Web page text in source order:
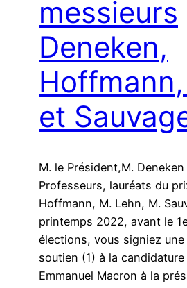
messieurs
Deneken,
et
M. le Président,M.
Professeurs, lauréats du
Hoffmann, M. Lehn, M.
printemps 2022, avant le
élections, vous signiez
soutien (1) à la candidature
Emmanuel Macron à la